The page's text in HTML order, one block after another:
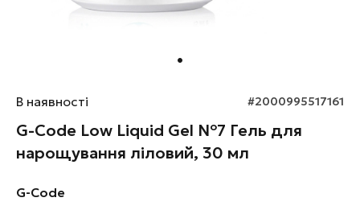
В наявності #2000995517161
G-Code Low Liquid Gel №7 Гель для
нарощування ліловий, 30 мл
G-Code